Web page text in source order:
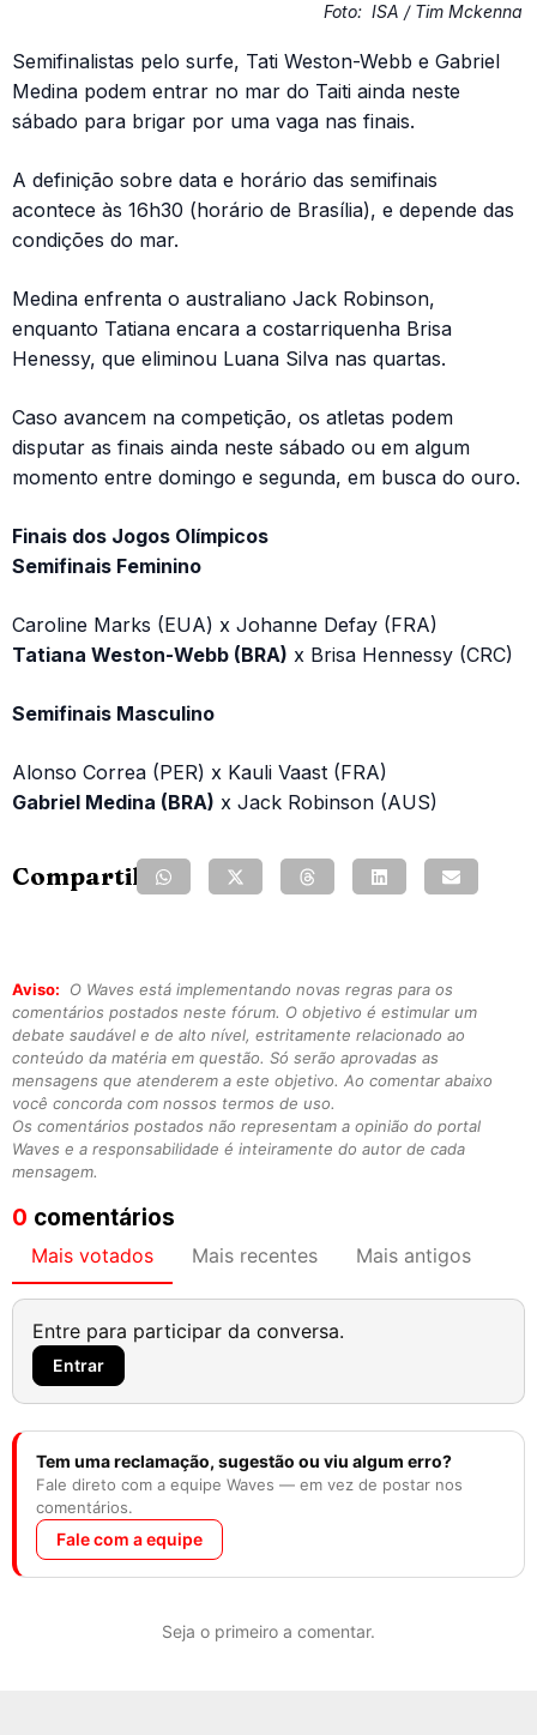
Foto: ISA / Tim Mckenna
Semifinalistas pelo surfe, Tati Weston-Webb e Gabriel
Medina podem entrar no mar do Taiti ainda neste
sábado para brigar por uma vaga nas finais.
A definição sobre data e horário das semifinais
acontece às 16h30 (horário de Brasília), e depende das
condições do mar.
Medina enfrenta o australiano Jack Robinson,
enquanto Tatiana encara a costarriquenha Brisa
Henessy, que eliminou Luana Silva nas quartas.
Caso avancem na competição, os atletas podem
disputar as finais ainda neste sábado ou em algum
momento entre domingo e segunda, em busca do ouro.
Finais dos Jogos Olímpicos
Semifinais Feminino
Caroline Marks (EUA) x Johanne Defay (FRA)
Tatiana Weston-Webb (BRA) x Brisa Hennessy (CRC)
Semifinais Masculino
Alonso Correa (PER) x Kauli Vaast (FRA)
Gabriel Medina (BRA) x Jack Robinson (AUS)
Compartilhe:
Aviso:
O Waves está implementando novas regras para os
comentários postados neste fórum. O objetivo é estimular um
debate saudável e de alto nível, estritamente relacionado ao
conteúdo da matéria em questão. Só serão aprovadas as
mensagens que atenderem a este objetivo. Ao comentar abaixo
você concorda com nossos termos de uso.
Os comentários postados não representam a opinião do portal
Waves e a responsabilidade é inteiramente do autor de cada
mensagem.
0 comentários
Mais votados Mais recentes Mais antigos
Entre para participar da conversa.
Entrar
Tem uma reclamação, sugestão ou viu algum erro?
Fale direto com a equipe Waves — em vez de postar nos
comentários.
Fale com a equipe
Seja o primeiro a comentar.